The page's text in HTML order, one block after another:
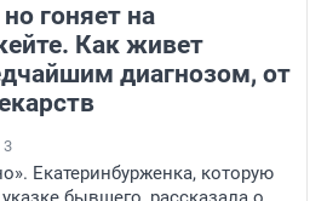
гоняет на
Как живет
диагнозом, от
3
Екатеринбурженка, которую